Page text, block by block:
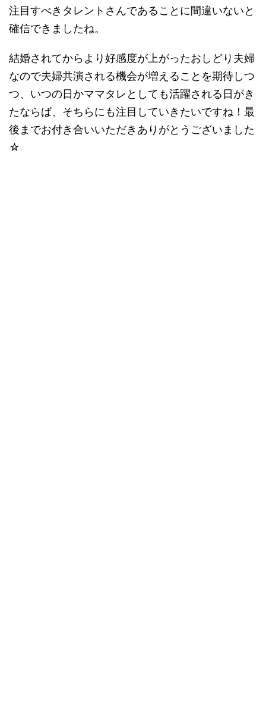
注目すべきタレントさんであることに間違いないと
確信できましたね。
結婚されてからより好感度が上がったおしどり夫婦
なので夫婦共演される機会が増えることを期待しつ
つ、いつの日かママタレとしても活躍される日がき
たならば、そちらにも注目していきたいですね！最
後までお付き合いいただきありがとうございました
☆